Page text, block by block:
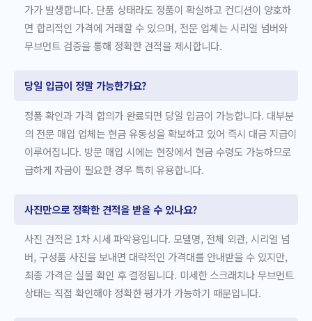
가가 발생합니다. 단품 상태라도 정품이 확실하고 컨디션이 양호하
면 합리적인 가격에 거래할 수 있으며, 전문 업체는 시리얼 넘버와
무브먼트 검증을 통해 정확한 견적을 제시합니다.
당일 입금이 정말 가능한가요?
정품 확인과 가격 합의가 완료되면 당일 입금이 가능합니다. 대부분
의 전문 매입 업체는 현금 유동성을 확보하고 있어 즉시 대금 지급이
이루어집니다. 방문 매입 시에는 현장에서 현금 수령도 가능하므로
급하게 자금이 필요한 경우 특히 유용합니다.
사진만으로 정확한 견적을 받을 수 있나요?
사진 견적은 1차 시세 파악용입니다. 모델명, 전체 외관, 시리얼 넘
버, 구성품 사진을 보내면 대략적인 가격대를 안내받을 수 있지만,
최종 가격은 실물 확인 후 결정됩니다. 미세한 스크래치나 무브먼트
상태는 직접 확인해야 정확한 평가가 가능하기 때문입니다.